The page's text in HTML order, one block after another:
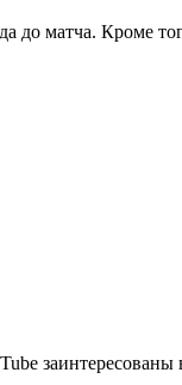
до матча. Кроме